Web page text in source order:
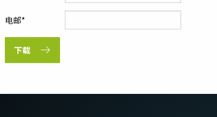
电邮
下载